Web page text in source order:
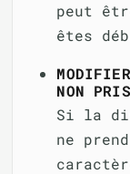
peut
êtes
NON
Si la
ne